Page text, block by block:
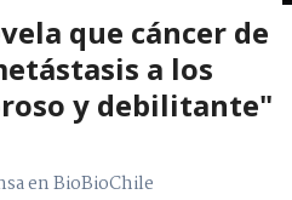
que cáncer de
a los
y debilitante"
en BioBioChile